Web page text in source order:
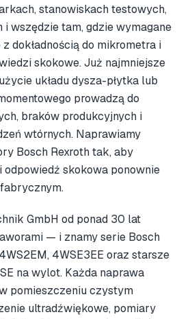
stanowiskach testowych,
wszędzie tam, gdzie wymagane
dokładnością do mikrometra i
skokowe. Już najmniejsze
układu dysza-płytka lub
prowadzą do
braków produkcyjnych i
wtórnych. Naprawiamy
Bosch Rexroth tak, aby
odpowiedź skokowa ponownie
GmbH od ponad 30 lat
— i znamy serie Bosch
4WSE3EE oraz starsze
na wylot. Każda naprawa
pomieszczeniu czystym
ultradźwiękowe, pomiary